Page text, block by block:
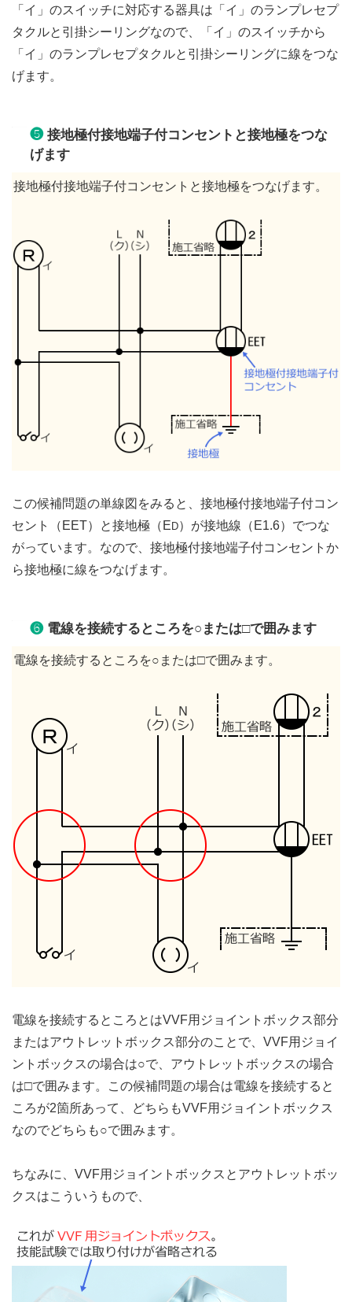
「イ」のスイッチに対応する器具は「イ」のランプレセプ
タクルと引掛シーリングなので、「イ」のスイッチから
「イ」のランプレセプタクルと引掛シーリングに線をつな
げます。
❺ 接地極付接地端子付コンセントと接地極をつな
げます
接地極付接地端子付コンセントと接地極をつなげます。
この候補問題の単線図をみると、接地極付接地端子付コン
セント（EET）と接地極（E D）が接地線（E1.6）でつな
がっています。なので、接地極付接地端子付コンセントか
ら接地極に線をつなげます。
❻ 電線を接続するところを○または□で囲みます
電線を接続するところを○または□で囲みます。
電線を接続するところとはVVF用ジョイントボックス部分
またはアウトレットボックス部分のことで、VVF用ジョイ
ントボックスの場合は○で、アウトレットボックスの場合
は□で囲みます。この候補問題の場合は電線を接続すると
ころが2箇所あって、どちらもVVF用ジョイントボックス
なのでどちらも○で囲みます。
ちなみに、VVF用ジョイントボックスとアウトレットボッ
クスはこういうもので、